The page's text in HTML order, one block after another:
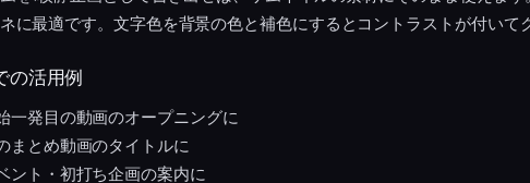
に最適です。文字色を背景の色と補色にするとコントラストが付いて
の活用例
一発目の動画のオープニングに
まとめ動画のタイトルに
ント・初打ち企画の案内に